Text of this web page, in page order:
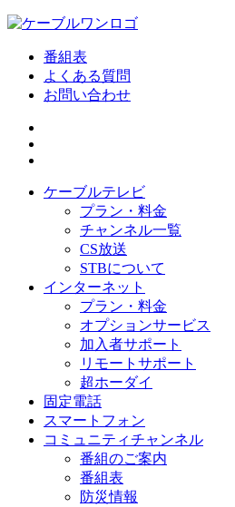
番組表
よくある質問
お問い合わせ
ケーブルテレビ
プラン・料金
チャンネル一覧
CS放送
STBについて
インターネット
プラン・料金
オプションサービス
加入者サポート
リモートサポート
超ホーダイ
固定電話
スマートフォン
コミュニティチャンネル
番組のご案内
番組表
防災情報